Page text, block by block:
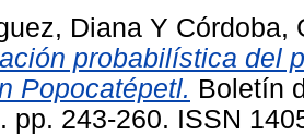
Diana Y Córdoba,
probabilística del
Popocatépetl. Boletín
pp. 243-260. ISSN